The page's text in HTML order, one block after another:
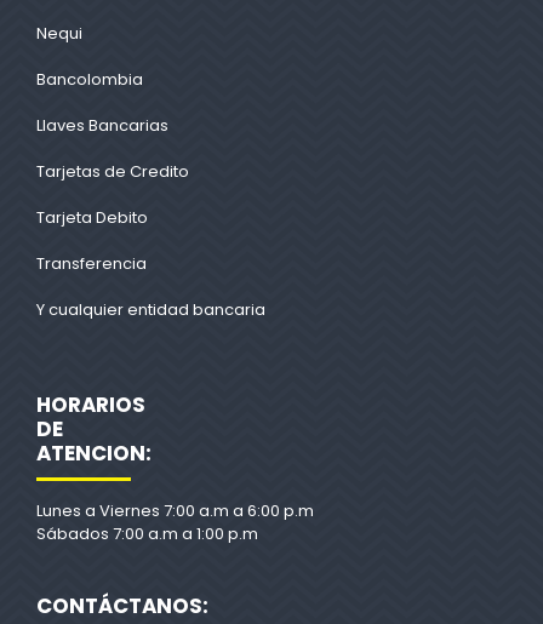
Nequi
Bancolombia
Llaves Bancarias
Tarjetas de Credito
Tarjeta Debito
Transferencia
Y cualquier entidad bancaria
HORARIOS
DE
ATENCION:
Lunes a Viernes 7:00 a.m a 6:00 p.m
Sábados 7:00 a.m a 1:00 p.m
CONTÁCTANOS: